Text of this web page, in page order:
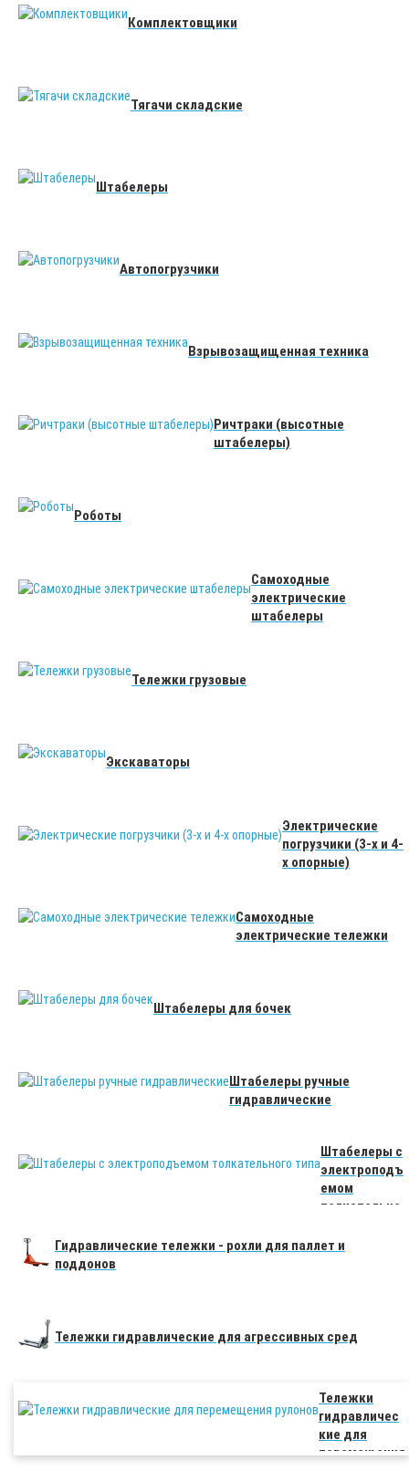
Комплектовщики
Тягачи складские
Штабелеры
Автопогрузчики
Взрывозащищенная техника
Ричтраки (высотные
штабелеры)
Роботы
Самоходные
электрические
штабелеры
Тележки грузовые
Экскаваторы
Электрические
погрузчики (3-х и 4-
х опорные)
Самоходные
электрические тележки
Штабелеры для бочек
Штабелеры ручные
гидравлические
Штабелеры с
электроподъ
емом
толкательно
Гидравлические тележки - рохли для паллет и
поддонов
Тележки гидравлические для агрессивных сред
Тележки
гидравличес
кие для
перемещения